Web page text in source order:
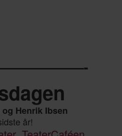
Henrik Ibsen
år!